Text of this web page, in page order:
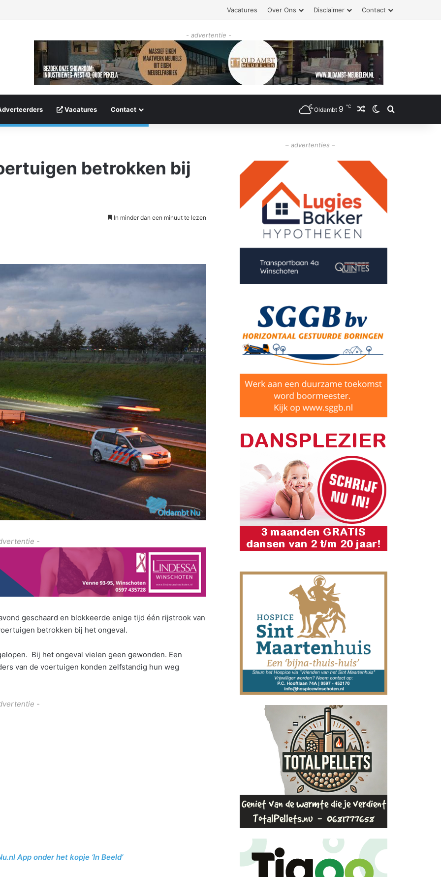
Vacatures Over Ons Disclaimer Contact
- advertentie -
Vacatures Contact Oldambt 9 ℃ Willekeurig artikel
Switch skin
Zoeken
betrokken bij
In minder dan een minuut te lezen
-
geschaard en blokkeerde enige tijd één rijstrook van
betrokken bij het ongeval.
Bij het ongeval vielen geen gewonden. Een
van de voertuigen konden zelfstandig hun weg
-
App onder het kopje ‘In Beeld’
– advertenties –